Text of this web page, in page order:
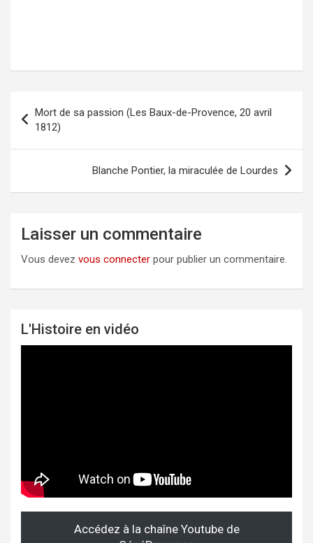
Navigation
l’article
Mort de sa passion (Les Baux-de-Provence, 20 avril
1812)
Blanche Pontier, la miraculée de Lourdes
Laisser un commentaire
Vous devez vous connecter pour publier un commentaire.
L'Histoire en vidéo
Accédez à la chaîne Youtube de